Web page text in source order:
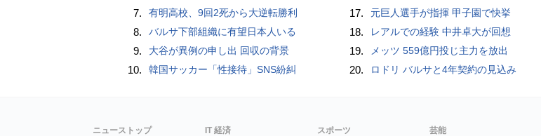
7. 有明高校、9回2死から大逆転勝利
8. バルサ下部組織に有望日本人いる
9. 大谷が異例の申し出 回収の背景
10. 韓国サッカー「性接待」SNS紛糾
17. 元巨人選手が指揮 甲子園で快挙
18. レアルでの経験 中井卓大が回想
19. メッツ 559億円投じ主力を放出
20. ロドリ バルサと4年契約の見込み
ニューストップ IT 経済 スポーツ 芸能